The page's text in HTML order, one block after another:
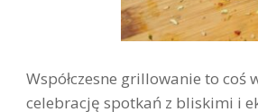
Współczesne grillowanie to
celebrację spotkań z bliskimi i